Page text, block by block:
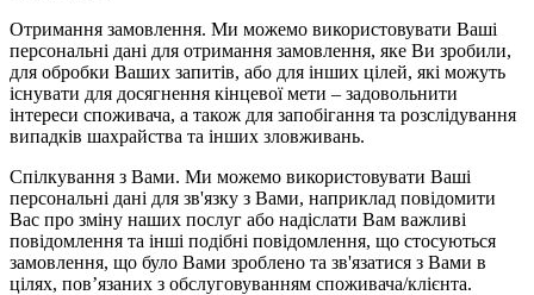
Отримання замовлення. Ми можемо використовувати Ваші
персональні дані для отримання замовлення, яке Ви зробили,
для обробки Ваших запитів, або для інших цілей, які можуть
існувати для досягнення кінцевої мети – задовольнити
інтереси споживача, а також для запобігання та розслідування
випадків шахрайства та інших зловживань.
Спілкування з Вами. Ми можемо використовувати Ваші
персональні дані для зв'язку з Вами, наприклад повідомити
Вас про зміну наших послуг або надіслати Вам важливі
повідомлення та інші подібні повідомлення, що стосуються
замовлення, що було Вами зроблено та зв'язатися з Вами в
цілях, пов’язаних з обслуговуванням споживача/клієнта.